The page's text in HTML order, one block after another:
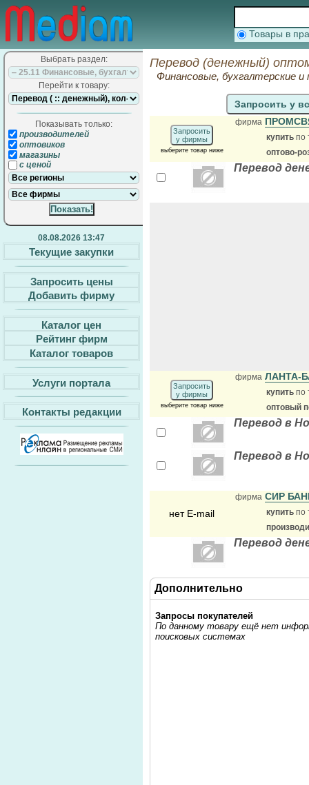
Товары в
Выбрать раздел:
Перейти к товару:
Показывать только:
производителей
оптовиков
магазины
с ценой
08.08.2026 13:47
Текущие закупки
Запросить цены
Добавить фирму
Каталог цен
Рейтинг фирм
Каталог товаров
Услуги портала
Контакты редакции
Перевод (денежный)
Финансовые, бухгалтерские
Запросить у
Запросить
у фирмы
выберите товар ниже
фирма
купить по
оптово-
Перевод
Запросить
у фирмы
выберите товар ниже
фирма ЛАНТА-
купить по
оптовый
Перевод в
Перевод в
нет E-mail
фирма СИР
купить по
Перевод
Дополнительно
Запросы покупателей
По данному товару ещё нет
поисковых системах